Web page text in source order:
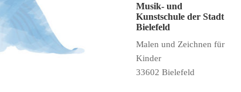
Musik- und
Kunstschule der Stadt
Bielefeld
Malen und Zeichnen für
Kinder
33602 Bielefeld